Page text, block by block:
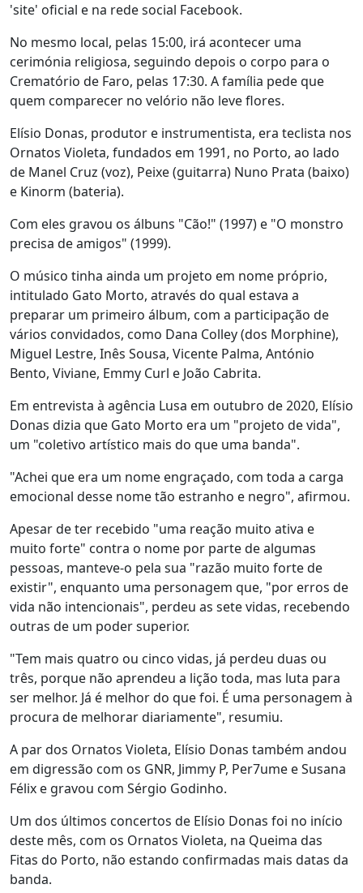
'site' oficial e na rede social Facebook.
No mesmo local, pelas 15:00, irá acontecer uma
cerimónia religiosa, seguindo depois o corpo para o
Crematório de Faro, pelas 17:30. A família pede que
quem comparecer no velório não leve flores.
Elísio Donas, produtor e instrumentista, era teclista nos
Ornatos Violeta, fundados em 1991, no Porto, ao lado
de Manel Cruz (voz), Peixe (guitarra) Nuno Prata (baixo)
e Kinorm (bateria).
Com eles gravou os álbuns "Cão!" (1997) e "O monstro
precisa de amigos" (1999).
O músico tinha ainda um projeto em nome próprio,
intitulado Gato Morto, através do qual estava a
preparar um primeiro álbum, com a participação de
vários convidados, como Dana Colley (dos Morphine),
Miguel Lestre, Inês Sousa, Vicente Palma, António
Bento, Viviane, Emmy Curl e João Cabrita.
Em entrevista à agência Lusa em outubro de 2020, Elísio
Donas dizia que Gato Morto era um "projeto de vida",
um "coletivo artístico mais do que uma banda".
"Achei que era um nome engraçado, com toda a carga
emocional desse nome tão estranho e negro", afirmou.
Apesar de ter recebido "uma reação muito ativa e
muito forte" contra o nome por parte de algumas
pessoas, manteve-o pela sua "razão muito forte de
existir", enquanto uma personagem que, "por erros de
vida não intencionais", perdeu as sete vidas, recebendo
outras de um poder superior.
"Tem mais quatro ou cinco vidas, já perdeu duas ou
três, porque não aprendeu a lição toda, mas luta para
ser melhor. Já é melhor do que foi. É uma personagem à
procura de melhorar diariamente", resumiu.
A par dos Ornatos Violeta, Elísio Donas também andou
em digressão com os GNR, Jimmy P, Per7ume e Susana
Félix e gravou com Sérgio Godinho.
Um dos últimos concertos de Elísio Donas foi no início
deste mês, com os Ornatos Violeta, na Queima das
Fitas do Porto, não estando confirmadas mais datas da
banda.